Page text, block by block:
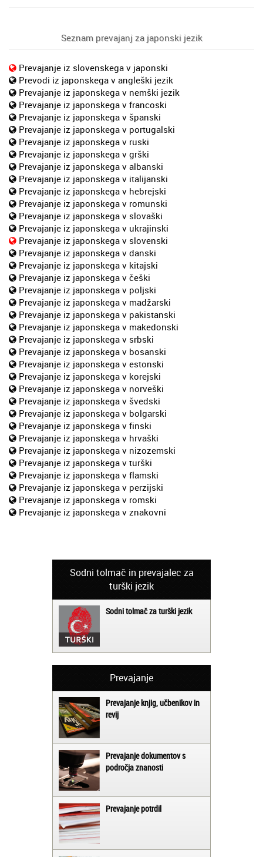
Seznam prevajanj za japonski jezik
Prevajanje iz slovenskega v japonski
Prevodi iz japonskega v angleški jezik
Prevajanje iz japonskega v nemški jezik
Prevajanje iz japonskega v francoski
Prevajanje iz japonskega v španski
Prevajanje iz japonskega v portugalski
Prevajanje iz japonskega v ruski
Prevajanje iz japonskega v grški
Prevajanje iz japonskega v albanski
Prevajanje iz japonskega v italijanski
Prevajanje iz japonskega v hebrejski
Prevajanje iz japonskega v romunski
Prevajanje iz japonskega v slovaški
Prevajanje iz japonskega v ukrajinski
Prevajanje iz japonskega v slovenski
Prevajanje iz japonskega v danski
Prevajanje iz japonskega v kitajski
Prevajanje iz japonskega v češki
Prevajanje iz japonskega v poljski
Prevajanje iz japonskega v madžarski
Prevajanje iz japonskega v pakistanski
Prevajanje iz japonskega v makedonski
Prevajanje iz japonskega v srbski
Prevajanje iz japonskega v bosanski
Prevajanje iz japonskega v estonski
Prevajanje iz japonskega v korejski
Prevajanje iz japonskega v norveški
Prevajanje iz japonskega v švedski
Prevajanje iz japonskega v bolgarski
Prevajanje iz japonskega v finski
Prevajanje iz japonskega v hrvaški
Prevajanje iz japonskega v nizozemski
Prevajanje iz japonskega v turški
Prevajanje iz japonskega v flamski
Prevajanje iz japonskega v perzijski
Prevajanje iz japonskega v romski
Prevajanje iz japonskega v znakovni
Sodni tolmač in prevajalec za
turški jezik
Sodni tolmač za turški jezik
Prevajanje
Prevajanje knjig, učbenikov in
revij
Prevajanje dokumentov s
področja znanosti
Prevajanje potrdil